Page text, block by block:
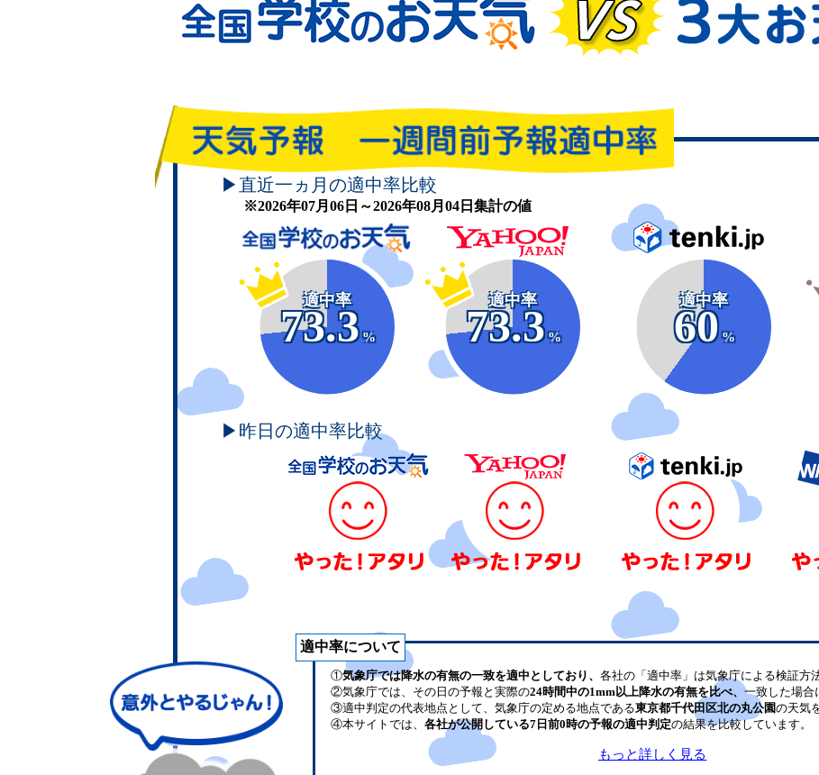
▶直近一ヵ月の適中率比較
※2026年07月06日～2026年08月04日集計の値
適中率
73.3
%
適中率
73.3
%
適中率
60
%
▶昨日の適中率比較
適中率について
①気象庁では降水の有無の一致を適中としており、 各社の「適中率」は気象庁による検証方
②気象庁では、その日の予報と実際の24時間中の1mm以上降水の有無を比べ、 一致した場合
③適中判定の代表地点として、気象庁の定める地点である東京都千代田区北の丸公園の天気
④本サイトでは、 各社が公開している7日前0時の予報の適中判定の結果を比較しています。
もっと詳しく見る